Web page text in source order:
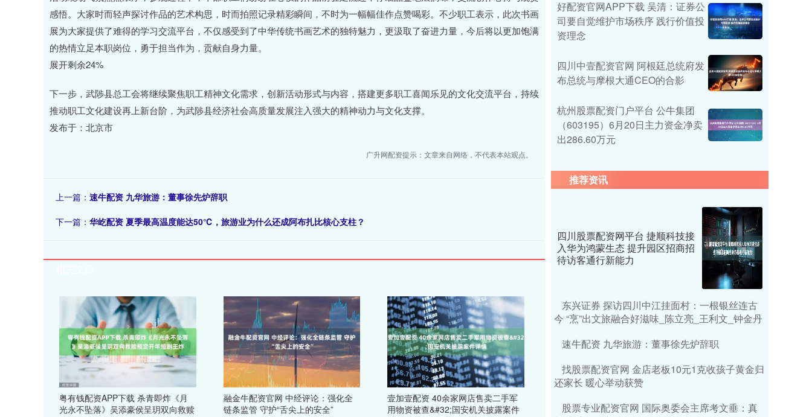
感悟。大家时而轻声探讨作品的艺术构思，时而拍照记录精彩瞬间，不时为一幅幅佳作点赞喝彩。不少职工表示，此次书画
展为大家提供了难得的学习交流平台，不仅感受到了中华传统书画艺术的独特魅力，更汲取了奋进力量，今后将以更加饱满
的热情立足本职岗位，勇于担当作为，贡献自身力量。
展开剩余24%
下一步，武陟县总工会将继续聚焦职工精神文化需求，创新活动形式与内容，搭建更多职工喜闻乐见的文化交流平台，持续
推动职工文化建设再上新台阶，为武陟县经济社会高质量发展注入强大的精神动力与文化支撑。
发布于：北京市
广升网配资提示：文章来自网络，不代表本站观点。
上一篇： 速牛配资 九华旅游：董事徐先炉辞职
下一篇： 华屹配资 夏季最高温度能达50℃，旅游业为什么还成阿布扎比核心支柱？
粤有钱配资APP下载 杀青即炸《月
光永不坠落》吴添豪侯呈玥双向救赎
融金牛配资官网 中经评论：强化全
链条监管 守护“舌尖上的安全”
壹加壹配资 40余家网店售卖二手军
用物资被查&#32;国安机关披露案件
好配资官网APP下载 吴清：证券公
司要自觉维护市场秩序 践行价值投
资理念
四川中壹配资官网 阿根廷总统府发
布总统与摩根大通CEO的合影
杭州股票配资门户平台 公牛集团
（603195）6月20日主力资金净卖
出286.60万元
推荐资讯
四川股票配资网平台 捷顺科技接
入华为鸿蒙生态 提升园区招商招
待访客通行新能力
东兴证券 探访四川中江挂面村：一根银丝连古
今 “烹”出文旅融合好滋味_陈立亮_王利文_钟金丹
速牛配资 九华旅游：董事徐先炉辞职
找股票配资官网 金店老板10元1克收孩子黄金归
还家长 暖心举动获赞
股票专业配资官网 国际奥委会主席考文垂：真